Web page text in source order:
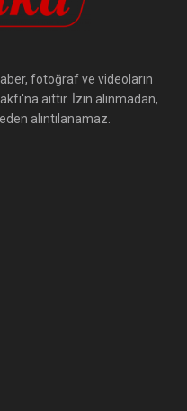
fotoğraf ve videoların
aittir. İzin alınmadan,
alıntılanamaz.